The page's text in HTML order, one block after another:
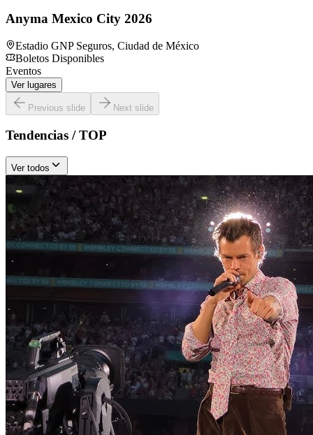
Anyma Mexico City 2026
Estadio GNP Seguros, Ciudad de México
Boletos Disponibles
Eventos
Ver lugares
Previous slide Next slide
Tendencias / TOP
Ver todos